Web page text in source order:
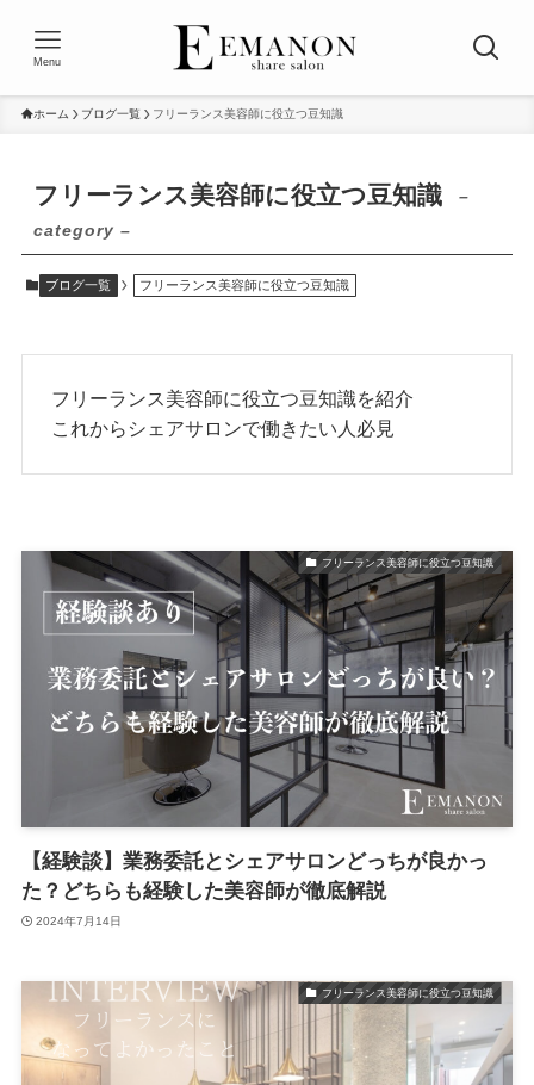
Menu
ホーム ブログ一覧 フリーランス美容師に役立つ豆知識
フリーランス美容師に役立つ豆知識
–
category –
ブログ一覧 フリーランス美容師に役立つ豆知識
フリーランス美容師に役立つ豆知識を紹介
これからシェアサロンで働きたい人必見
フリーランス美容師に役立つ豆知識
【経験談】業務委託とシェアサロンどっちが良かっ
た？どちらも経験した美容師が徹底解説
2024年7月14日
フリーランス美容師に役立つ豆知識